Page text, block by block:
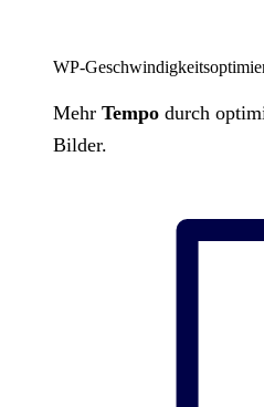
WP-
Mehr Tempo durch
Bilder.